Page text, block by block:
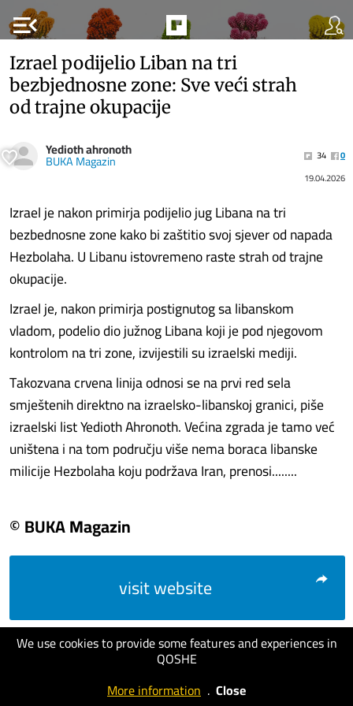
menu_open
We use cookies to provide some features and experiences in
QOSHE
More information . Close
Izrael podijelio Liban na tri
bezbjednosne zone: Sve veći strah
od trajne okupacije
Yedioth ahronoth
BUKA Magazin 34
0
19.04.2026
Izrael je nakon primirja podijelio jug Libana na tri
bezbednosne zone kako bi zaštitio svoj sjever od napada
Hezbolaha. U Libanu istovremeno raste strah od trajne
okupacije.
Izrael je, nakon primirja postignutog sa libanskom
vladom, podelio dio južnog Libana koji je pod njegovom
kontrolom na tri zone, izvijestili su izraelski mediji.
Takozvana crvena linija odnosi se na prvi red sela
smještenih direktno na izraelsko-libanskoj granici, piše
izraelski list Yedioth Ahronoth. Većina zgrada je tamo već
uništena i na tom području više nema boraca libanske
milicije Hezbolaha koju podržava Iran, prenosi........
© BUKA Magazin
visit website